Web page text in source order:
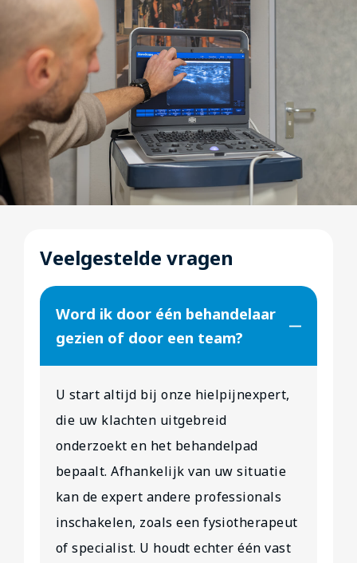
Veelgestelde vragen
Word ik door één behandelaar
gezien of door een team?
U start altijd bij onze hielpijnexpert,
die uw klachten uitgebreid
onderzoekt en het behandelpad
bepaalt. Afhankelijk van uw situatie
kan de expert andere professionals
inschakelen, zoals een fysiotherapeut
of specialist. U houdt echter één vast